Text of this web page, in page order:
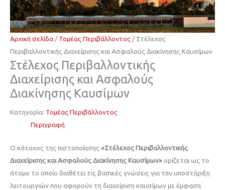
Αρχική σελίδα/Τομέας Περιβάλλοντος / Στέλεχος
Περιβαλλοντικής Διαχείρισης και Ασφαλούς Διακίνησης Καυσίμων
Στέλεχος Περιβαλλοντικής
Διαχείρισης και Ασφαλούς
Διακίνησης Καυσίμων
Κατηγορία: Τομέας Περιβάλλοντος
Περιγραφή
Ο κάτοχος της πιστοποίησης «Στέλεχος Περιβαλλοντικής
Διαχείρισης και Ασφαλούς Διακίνησης Καυσίμων»ορίζεται ως το
άτομο το οποίο διαθέτει τις βασικές γνώσεις για την υποστήριξη
λειτουργιών που αφορούν τη διαχείριση καυσίμων με έμφαση